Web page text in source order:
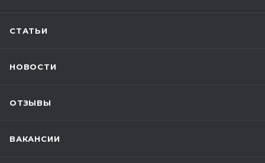
СТАТЬИ
НОВОСТИ
ОТЗЫВЫ
ВАКАНСИИ